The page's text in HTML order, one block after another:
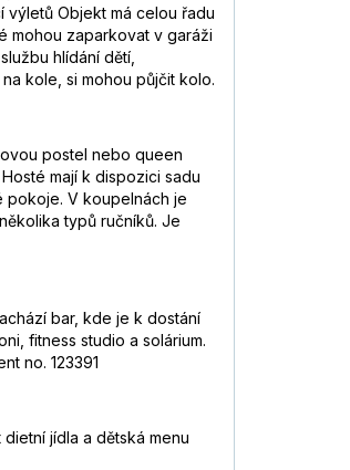
Objekt má celou řadu
mohou zaparkovat v garáži
hlídání dětí,
kole, si mohou půjčit kolo.
postel nebo queen
mají k dispozici sadu
pokoje. V koupelnách je
typů ručníků. Je
bar, kde je k dostání
fitness studio a solárium.
no. 123391
jídla a dětská menu